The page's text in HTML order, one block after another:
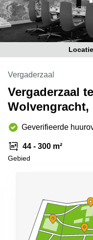
Location
centre
d'affaires
à Mons
virtueel
Antwerpen
Vergaderzaal
huren in
Antwerpen
Locaux
à louer en
Bruxelles
Vergaderzaal
Vergaderzaal
Wolvengracht,
Geverifieerde
44 - 300 m²
Gebied